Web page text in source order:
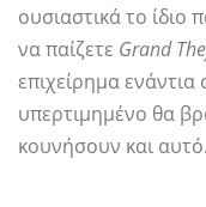
ουσιαστικά το ίδιο
να παίζετε Grand
επιχείρημα
υπερτιμημένο θα
κουνήσουν και αυτό.